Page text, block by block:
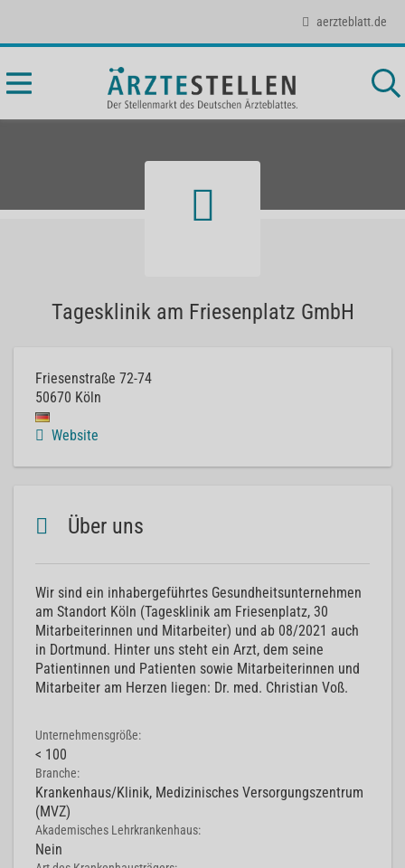
aerzteblatt.de
Tagesklinik am Friesenplatz GmbH
Friesenstraße 72-74
50670 Köln
Website
Über uns
Wir sind ein inhabergeführtes Gesundheitsunternehmen
am Standort Köln (Tagesklinik am Friesenplatz, 30
Mitarbeiterinnen und Mitarbeiter) und ab 08/2021 auch
in Dortmund. Hinter uns steht ein Arzt, dem seine
Patientinnen und Patienten sowie Mitarbeiterinnen und
Mitarbeiter am Herzen liegen: Dr. med. Christian Voß.
Unternehmensgröße:
< 100
Branche:
Krankenhaus/Klinik, Medizinisches Versorgungszentrum
(MVZ)
Akademisches Lehrkrankenhaus:
Nein